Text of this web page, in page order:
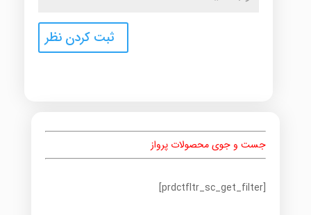
جست و جوی محصولات پرواز
[prdctfltr_sc_get_filter]